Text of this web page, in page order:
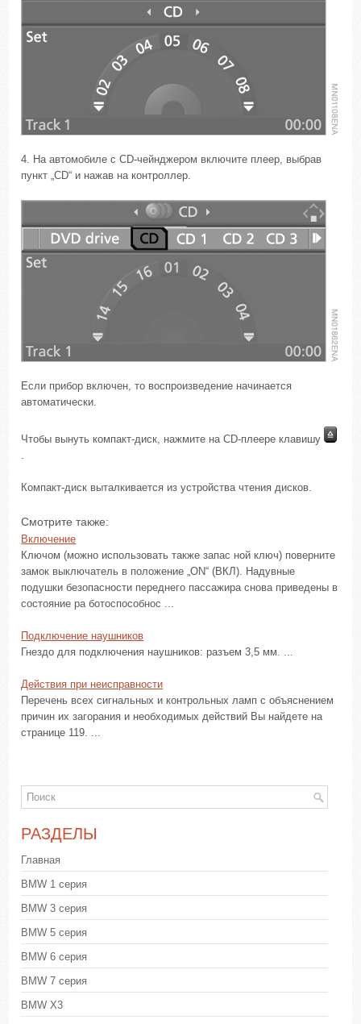
4. На автомобиле с CD-чейнджером включите плеер, выбрав
пункт „CD“ и нажав на контроллер.
Если прибор включен, то воспроизведение начинается
автоматически.
Чтобы вынуть компакт-диск, нажмите на CD-плеере клавишу
.
Компакт-диск выталкивается из устройства чтения дисков.
Смотрите также:
Включение
Ключом (можно использовать также запас ной ключ) поверните
замок выключатель в положение „ON“ (ВКЛ). Надувные
подушки безопасности переднего пассажира снова приведены в
состояние ра ботоспособнос ...
Подключение наушников
Гнездо для подключения наушников: разъем 3,5 мм. ...
Действия при неисправности
Перечень всех сигнальных и контрольных ламп с объяснением
причин их загорания и необходимых действий Вы найдете на
странице 119. ...
РАЗДЕЛЫ
Главная
BMW 1 серия
BMW 3 серия
BMW 5 серия
BMW 6 серия
BMW 7 серия
BMW X3